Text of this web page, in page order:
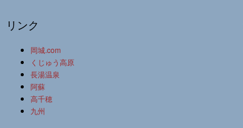
リンク
岡城.com
くじゅう高原
長湯温泉
阿蘇
高千穂
九州